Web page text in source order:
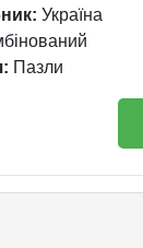
Україна
Пазли